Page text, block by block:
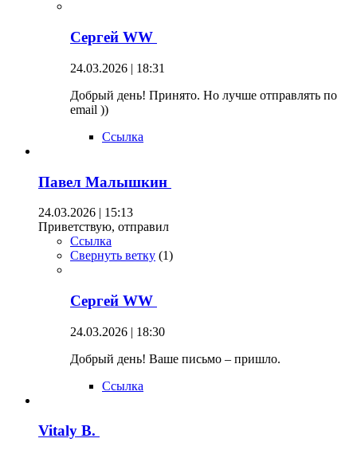
Сергей WW
24.03.2026 | 18:31
Добрый день! Принято. Но лучше отправлять по
email ))
Ссылка
Павел Малышкин
24.03.2026 | 15:13
Приветствую, отправил
Ссылка
Свернуть ветку (1)
Сергей WW
24.03.2026 | 18:30
Добрый день! Ваше письмо – пришло.
Ссылка
Vitaly B.